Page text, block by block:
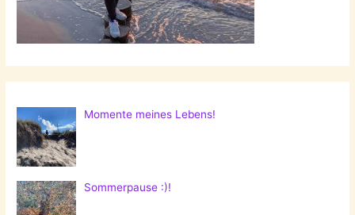
Momente meines Lebens!
Sommerpause :)!